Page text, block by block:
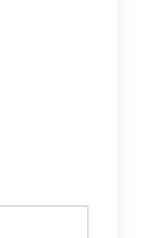
perse.
motivo che
di strumenti
di